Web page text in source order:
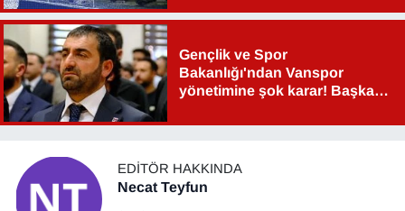
Gençlik ve Spor
Bakanlığı'ndan Vanspor
yönetimine şok karar! Başkan
EDITÖR HAKKINDA
Necat Teyfun